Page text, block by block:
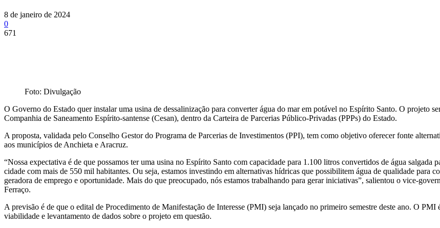
8 de janeiro de 2024
0
671
Foto: Divulgação
O Governo do Estado quer instalar uma usina de dessalinização para converter água do mar em potável no Espírito Santo. O projeto
Companhia de Saneamento Espírito-santense (Cesan), dentro da Carteira de Parcerias Público-Privadas (PPPs) do Estado.
A proposta, validada pelo Conselho Gestor do Programa de Parcerias de Investimentos (PPI), tem como objetivo oferecer fonte
aos municípios de Anchieta e Aracruz.
“Nossa expectativa é de que possamos ter uma usina no Espírito Santo com capacidade para 1.100 litros convertidos de água salgada
cidade com mais de 550 mil habitantes. Ou seja, estamos investindo em alternativas hídricas que possibilitem água de qualidade para
geradora de emprego e oportunidade. Mais do que preocupado, nós estamos trabalhando para gerar iniciativas”, salientou o vice-
Ferraço.
A previsão é de que o edital de Procedimento de Manifestação de Interesse (PMI) seja lançado no primeiro semestre deste ano. O PMI
viabilidade e levantamento de dados sobre o projeto em questão.